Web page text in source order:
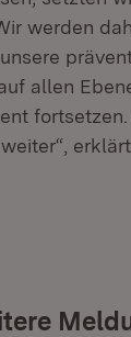
werden
allen